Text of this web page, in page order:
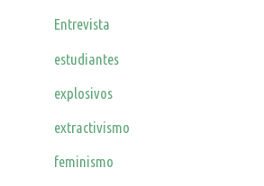
Entrevista
estudiantes
explosivos
extractivismo
feminismo